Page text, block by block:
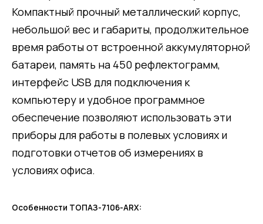
Компактный прочный металлический корпус,
небольшой вес и габариты, продолжительное
время работы от встроенной аккумуляторной
батареи, память на 450 рефлектограмм,
интерфейс USB для подключения к
компьютеру и удобное программное
обеспечение позволяют использовать эти
приборы для работы в полевых условиях и
подготовки отчетов об измерениях в
условиях офиса.
Особенности ТОПАЗ-7106-ARX: